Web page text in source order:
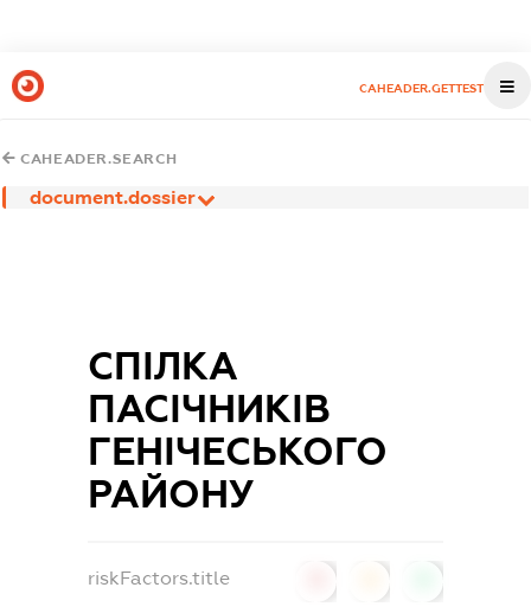
CAHEADER.GETTEST
CAHEADER.SEARCH
document.dossier
СПІЛКА
ПАСІЧНИКІВ
ГЕНІЧЕСЬКОГО
РАЙОНУ
riskFactors.title